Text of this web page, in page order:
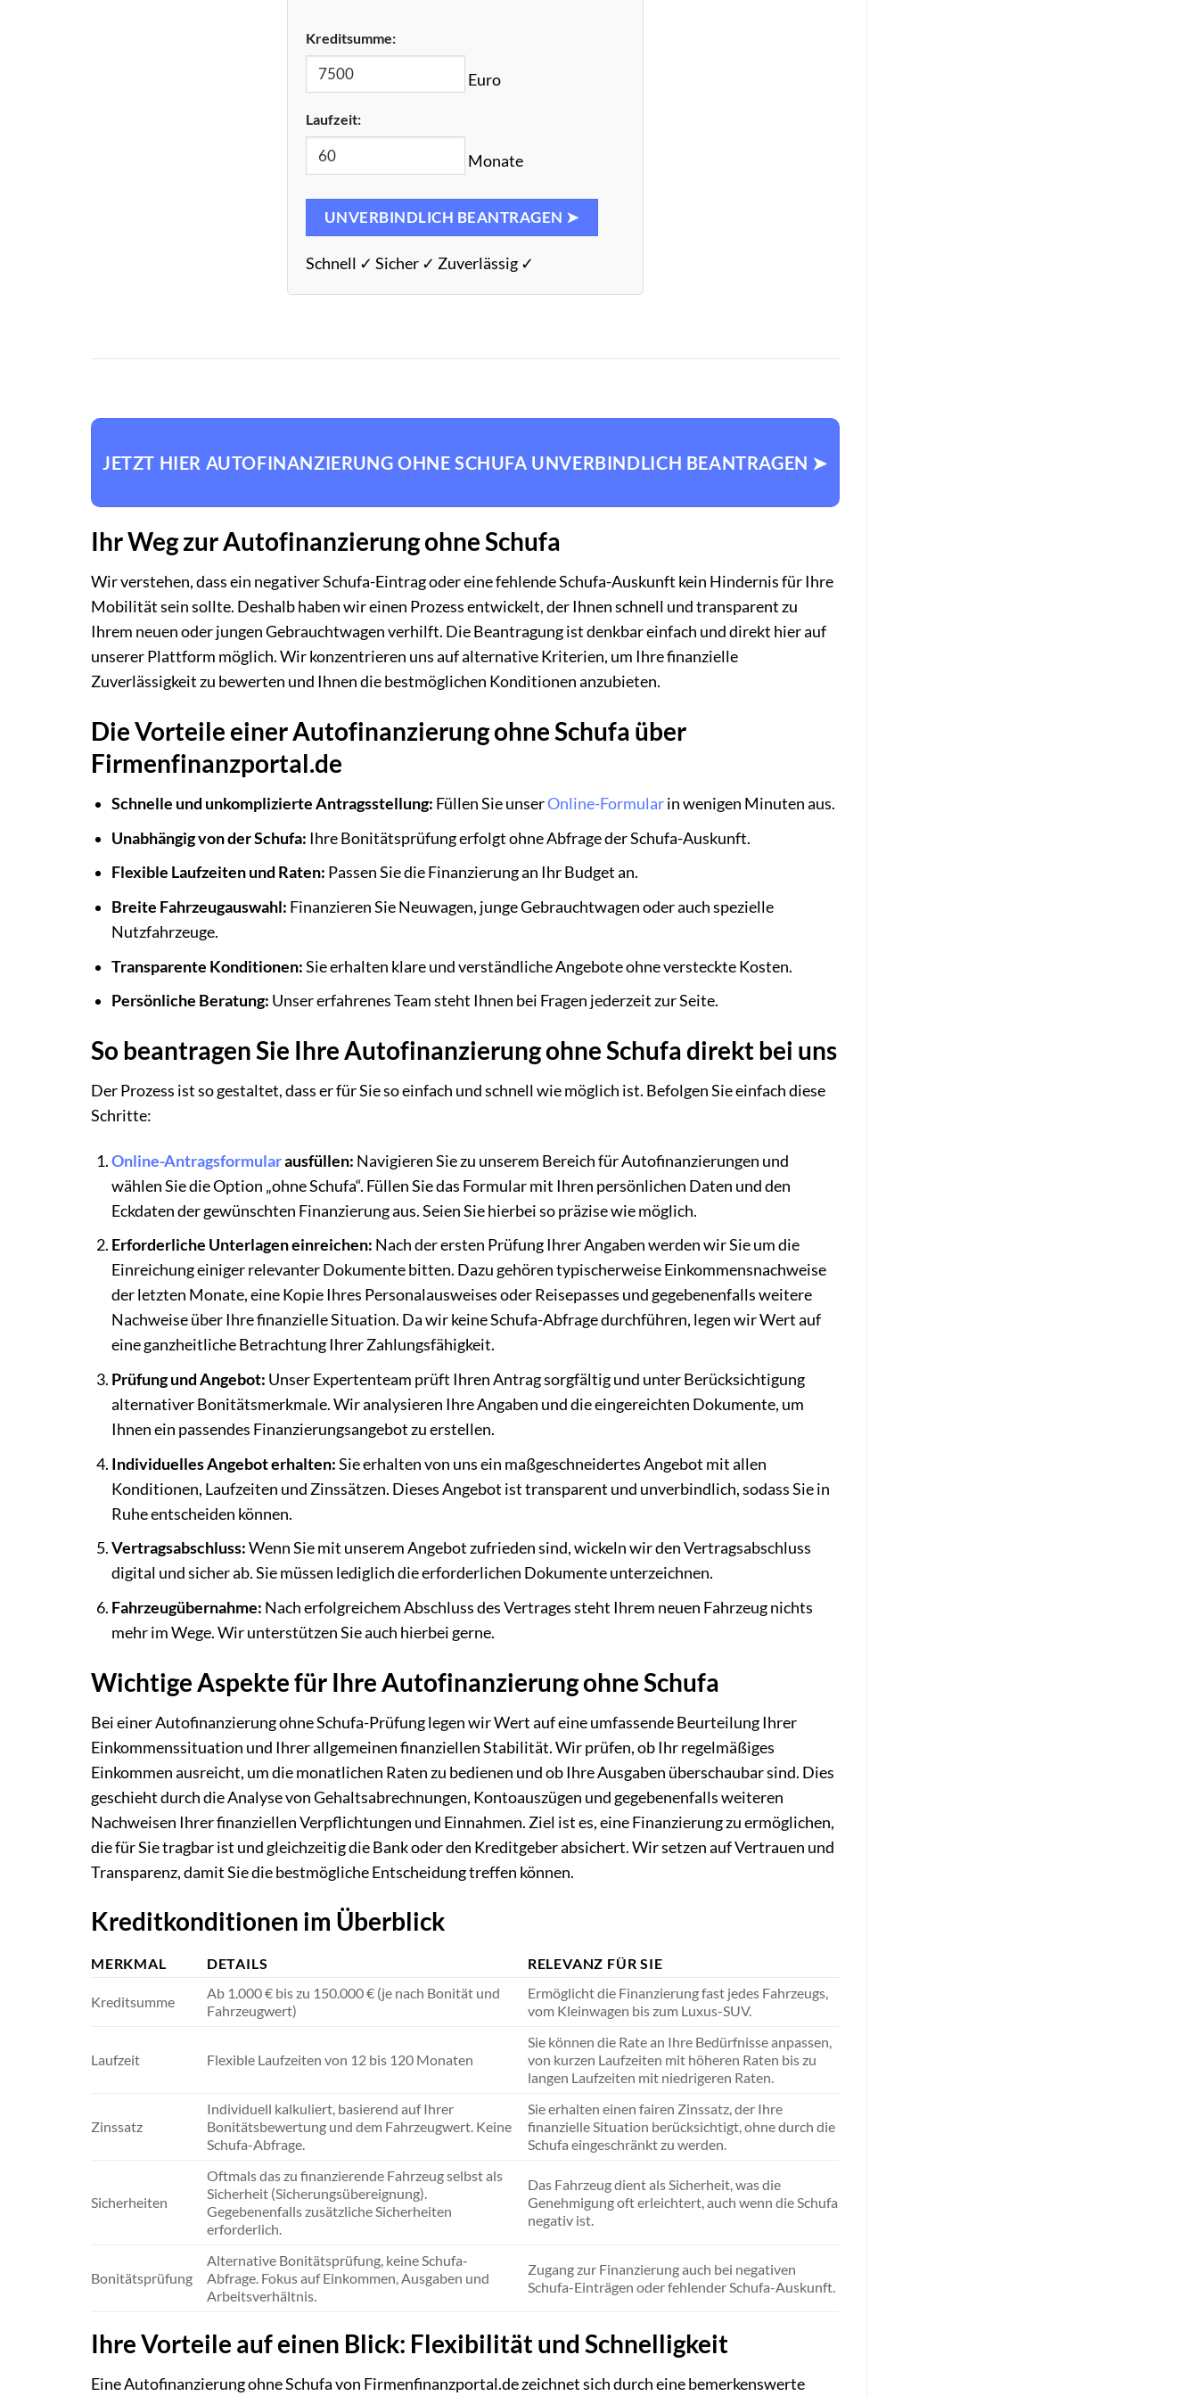
Kreditsumme:
Euro
Laufzeit:
Monate
UNVERBINDLICH BEANTRAGEN ➤
Schnell ✓ Sicher ✓ Zuverlässig ✓
JETZT HIER AUTOFINANZIERUNG OHNE SCHUFA UNVERBINDLICH BEANTRAGEN ➤
Ihr Weg zur Autofinanzierung ohne Schufa
Wir verstehen, dass ein negativer Schufa-Eintrag oder eine fehlende Schufa-Auskunft kein Hindernis für Ihre
Mobilität sein sollte. Deshalb haben wir einen Prozess entwickelt, der Ihnen schnell und transparent zu
Ihrem neuen oder jungen Gebrauchtwagen verhilft. Die Beantragung ist denkbar einfach und direkt hier auf
unserer Plattform möglich. Wir konzentrieren uns auf alternative Kriterien, um Ihre finanzielle
Zuverlässigkeit zu bewerten und Ihnen die bestmöglichen Konditionen anzubieten.
Die Vorteile einer Autofinanzierung ohne Schufa über
Firmenfinanzportal.de
Schnelle und unkomplizierte Antragsstellung: Füllen Sie unserOnline-Formularin wenigen Minuten aus.
Unabhängig von der Schufa: Ihre Bonitätsprüfung erfolgt ohne Abfrage der Schufa-Auskunft.
Flexible Laufzeiten und Raten: Passen Sie die Finanzierung an Ihr Budget an.
Breite Fahrzeugauswahl: Finanzieren Sie Neuwagen, junge Gebrauchtwagen oder auch spezielle
Nutzfahrzeuge.
Transparente Konditionen:Sie erhalten klare und verständliche Angebote ohne versteckte Kosten.
Persönliche Beratung: Unser erfahrenes Team steht Ihnen bei Fragen jederzeit zur Seite.
So beantragen Sie Ihre Autofinanzierung ohne Schufa direkt bei uns
Der Prozess ist so gestaltet, dass er für Sie so einfach und schnell wie möglich ist. Befolgen Sie einfach diese
Schritte:
Online-Antragsformularausfüllen: Navigieren Sie zu unserem Bereich für Autofinanzierungen und
wählen Sie die Option „ohne Schufa“. Füllen Sie das Formular mit Ihren persönlichen Daten und den
Eckdaten der gewünschten Finanzierung aus. Seien Sie hierbei so präzise wie möglich.
Erforderliche Unterlagen einreichen: Nach der ersten Prüfung Ihrer Angaben werden wir Sie um die
Einreichung einiger relevanter Dokumente bitten. Dazu gehören typischerweise Einkommensnachweise
der letzten Monate, eine Kopie Ihres Personalausweises oder Reisepasses und gegebenenfalls weitere
Nachweise über Ihre finanzielle Situation. Da wir keine Schufa-Abfrage durchführen, legen wir Wert auf
eine ganzheitliche Betrachtung Ihrer Zahlungsfähigkeit.
Prüfung und Angebot: Unser Expertenteam prüft Ihren Antrag sorgfältig und unter Berücksichtigung
alternativer Bonitätsmerkmale. Wir analysieren Ihre Angaben und die eingereichten Dokumente, um
Ihnen ein passendes Finanzierungsangebot zu erstellen.
Individuelles Angebot erhalten:Sie erhalten von uns ein maßgeschneidertes Angebot mit allen
Konditionen, Laufzeiten und Zinssätzen. Dieses Angebot ist transparent und unverbindlich, sodass Sie in
Ruhe entscheiden können.
Vertragsabschluss:Wenn Sie mit unserem Angebot zufrieden sind, wickeln wir den Vertragsabschluss
digital und sicher ab. Sie müssen lediglich die erforderlichen Dokumente unterzeichnen.
Fahrzeugübernahme: Nach erfolgreichem Abschluss des Vertrages steht Ihrem neuen Fahrzeug nichts
mehr im Wege. Wir unterstützen Sie auch hierbei gerne.
Wichtige Aspekte für Ihre Autofinanzierung ohne Schufa
Bei einer Autofinanzierung ohne Schufa-Prüfung legen wir Wert auf eine umfassende Beurteilung Ihrer
Einkommenssituation und Ihrer allgemeinen finanziellen Stabilität. Wir prüfen, ob Ihr regelmäßiges
Einkommen ausreicht, um die monatlichen Raten zu bedienen und ob Ihre Ausgaben überschaubar sind. Dies
geschieht durch die Analyse von Gehaltsabrechnungen, Kontoauszügen und gegebenenfalls weiteren
Nachweisen Ihrer finanziellen Verpflichtungen und Einnahmen. Ziel ist es, eine Finanzierung zu ermöglichen,
die für Sie tragbar ist und gleichzeitig die Bank oder den Kreditgeber absichert. Wir setzen auf Vertrauen und
Transparenz, damit Sie die bestmögliche Entscheidung treffen können.
Kreditkonditionen im Überblick
MERKMAL DETAILS RELEVANZ FÜR SIE
Kreditsumme
Ab 1.000 € bis zu 150.000 € (je nach Bonität und
Fahrzeugwert)
Ermöglicht die Finanzierung fast jedes Fahrzeugs,
vom Kleinwagen bis zum Luxus-SUV.
Laufzeit Flexible Laufzeiten von 12 bis 120 Monaten
Sie können die Rate an Ihre Bedürfnisse anpassen,
von kurzen Laufzeiten mit höheren Raten bis zu
langen Laufzeiten mit niedrigeren Raten.
Zinssatz
Individuell kalkuliert, basierend auf Ihrer
Bonitätsbewertung und dem Fahrzeugwert. Keine
Schufa-Abfrage.
Sie erhalten einen fairen Zinssatz, der Ihre
finanzielle Situation berücksichtigt, ohne durch die
Schufa eingeschränkt zu werden.
Sicherheiten
Oftmals das zu finanzierende Fahrzeug selbst als
Sicherheit (Sicherungsübereignung).
Gegebenenfalls zusätzliche Sicherheiten
erforderlich.
Das Fahrzeug dient als Sicherheit, was die
Genehmigung oft erleichtert, auch wenn die Schufa
negativ ist.
Bonitätsprüfung
Alternative Bonitätsprüfung, keine Schufa-
Abfrage. Fokus auf Einkommen, Ausgaben und
Arbeitsverhältnis.
Zugang zur Finanzierung auch bei negativen
Schufa-Einträgen oder fehlender Schufa-Auskunft.
Ihre Vorteile auf einen Blick: Flexibilität und Schnelligkeit
Eine Autofinanzierung ohne Schufa von Firmenfinanzportal.de zeichnet sich durch eine bemerkenswerte